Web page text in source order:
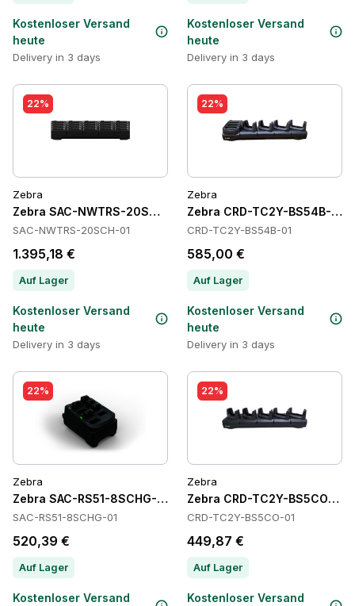
Kostenloser Versand
heute
Delivery in 3 days
Kostenloser Versand
heute
Delivery in 3 days
22%
Zebra
Zebra SAC-NWTRS-20SCH-01 Batteries
SAC-NWTRS-20SCH-01
1.395,18 €
Auf Lager
Kostenloser Versand
heute
Delivery in 3 days
22%
Zebra
Zebra CRD-TC2Y-BS54B-01
CRD-TC2Y-BS54B-01
585,00 €
Auf Lager
Kostenloser Versand
heute
Delivery in 3 days
22%
Zebra
Zebra SAC-RS51-8SCHG-01 Batteries
SAC-RS51-8SCHG-01
520,39 €
Auf Lager
Kostenloser Versand
22%
Zebra
Zebra CRD-TC2Y-BS5CO-01
CRD-TC2Y-BS5CO-01
449,87 €
Auf Lager
Kostenloser Versand